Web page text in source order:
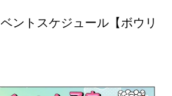
ントスケジュール【ボウリ